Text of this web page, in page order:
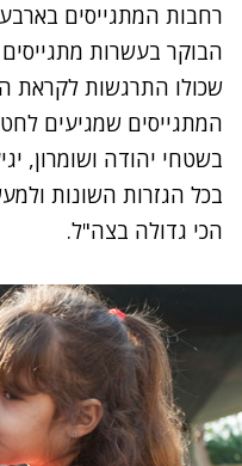
רחבות המתגייסים
הבוקר בעשרות
שכולו התרגשות לקראת
המתגייסים שמגיעים
בשטחי יהודה ושומרון,
בכל הגזרות השונות
הכי גדולה בצה"ל.